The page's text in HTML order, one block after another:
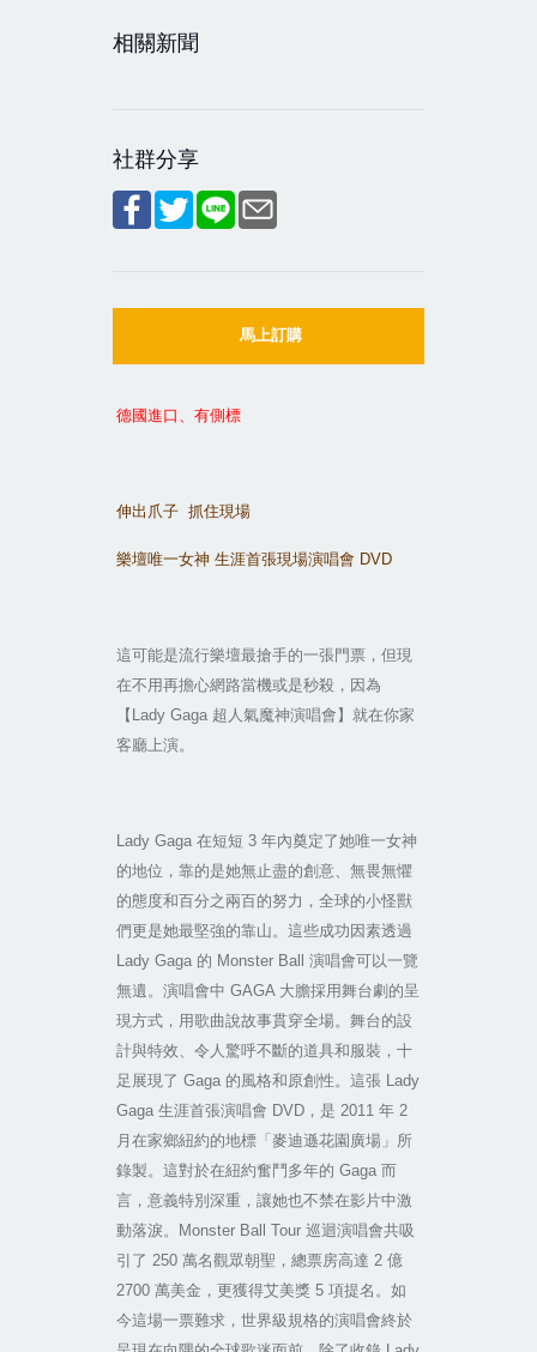
相關新聞
社群分享
馬上訂購
德國進口、有側標
伸出爪子 抓住現場
樂壇唯一女神 生涯首張現場演唱會 DVD
這可能是流行樂壇最搶手的一張門票，但現
在不用再擔心網路當機或是秒殺，因為
【 Lady Gaga 超人氣魔神演唱會】就在你家
客廳上演。
Lady Gaga 在短短 3 年內奠定了她唯一女神
的地位，靠的是她無止盡的創意、無畏無懼
的態度和百分之兩百的努力，全球的小怪獸
們更是她最堅強的靠山。這些成功因素透過
Lady Gaga 的 Monster Ball 演唱會可以一覽
無遺。演唱會中 GAGA 大膽採用舞台劇的呈
現方式，用歌曲說故事貫穿全場。舞台的設
計與特效、令人驚呼不斷的道具和服裝，十
足展現了 Gaga 的風格和原創性。這張 Lady
Gaga 生涯首張演唱會 DVD，是 2011 年 2
月在家鄉紐約的地標「麥迪遜花園廣場」所
錄製。這對於在紐約奮鬥多年的 Gaga 而
言，意義特別深重，讓她也不禁在影片中激
動落淚。
Monster Ball Tour 巡迴演唱會共吸
引了 250 萬名觀眾朝聖，總票房高達 2 億
2700 萬美金，更獲得艾美獎 5 項提名。如
今這場一票難求，世界級規格的演唱會終於